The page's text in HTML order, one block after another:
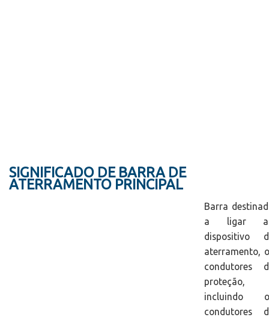
SIGNIFICADO DE BARRA DE
ATERRAMENTO PRINCIPAL
Barra
a ligar
dispositivo
aterramento,
condutores
proteção,
incluindo
condutores